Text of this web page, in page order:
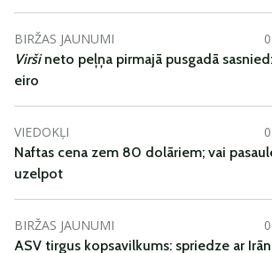
BIRŽAS JAUNUMI
Viršineto peļņa pirmajā pusgadā
eiro
VIEDOKĻI
Naftas cena zem 80 dolāriem; vai
uzelpot
BIRŽAS JAUNUMI
ASV tirgus kopsavilkums: spriedze ar